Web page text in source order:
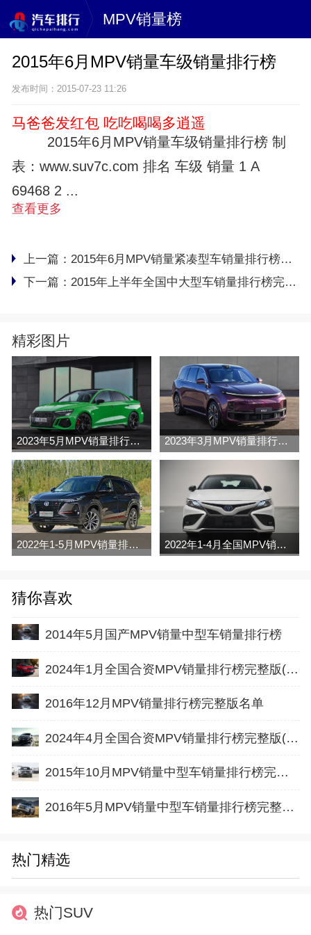
MPV销量榜
2015年6月MPV销量车级销量排行榜
发布时间：2015-07-23 11:26
马爸爸发红包 吃吃喝喝多逍遥
2015年6月MPV销量车级销量排行榜 制
表：www.suv7c.com 排名 车级 销量 1 A
69468 2 ...
查看更多
上一篇： 2015年6月MPV销量紧凑型车销量排行榜完整版名单
下一篇： 2015年上半年全国中大型车销量排行榜完整版名单
精彩图片
2023年5月MPV销量排行榜完整版名单 2023年3月MPV销量排行榜完整版名单
2022年1-5月MPV销量排行榜 2022年1-4月全国MPV销量排行榜完整版
猜你喜欢
2014年5月国产MPV销量中型车销量排行榜
2024年1月全国合资MPV销量排行榜完整版(批发量
2016年12月MPV销量排行榜完整版名单
2024年4月全国合资MPV销量排行榜完整版(零售量
2015年10月MPV销量中型车销量排行榜完整版名单
2016年5月MPV销量中型车销量排行榜完整版名单
热门精选
热门SUV